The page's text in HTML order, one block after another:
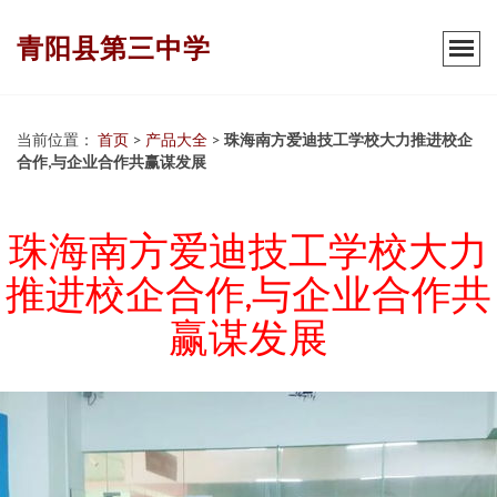
青阳县第三中学
当前位置： 首页 > 产品大全 > 珠海南方爱迪技工学校大力推进校企
合作,与企业合作共赢谋发展
珠海南方爱迪技工学校大力
推进校企合作,与企业合作共
赢谋发展